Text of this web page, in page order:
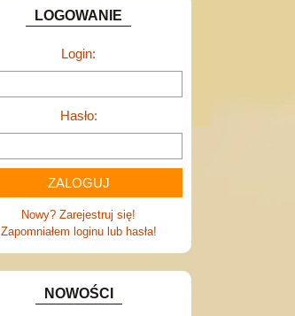
LOGOWANIE
Login:
Hasło:
Nowy? Zarejestruj się!
Zapomniałem loginu lub hasła!
NOWOŚCI